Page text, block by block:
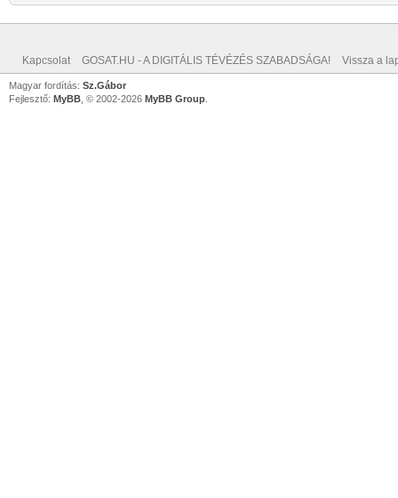
Kapcsolat GOSAT.HU - A DIGITÁLIS TÉVÉZÉS SZABADSÁGA! Vissza a
Magyar fordítás: Sz.Gábor
Fejlesztő: MyBB , © 2002-2026 MyBB Group